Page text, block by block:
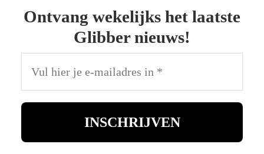
Ontvang wekelijks het laatste
Glibber nieuws!